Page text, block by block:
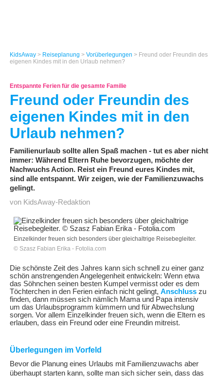
KidsAway > Reiseplanung > Vorüberlegungen > Freund oder Freundin des
eigenen Kindes mit in den Urlaub nehmen?
Entspannte Ferien für die gesamte Familie
Freund oder Freundin des
eigenen Kindes mit in den
Urlaub nehmen?
Familienurlaub sollte allen Spaß machen - tut es aber nicht
immer: Während Eltern Ruhe bevorzugen, möchte der
Nachwuchs Action. Reist ein Freund eures Kindes mit,
sind alle entspannt. Wir zeigen, wie der Familienzuwachs
gelingt.
von KidsAway-Redaktion
Einzelkinder freuen sich besonders über gleichaltrige Reisebegleiter.
© Szasz Fabian Erika - Fotolia.com
Die schönste Zeit des Jahres kann sich schnell zu einer ganz
schön anstrengenden Angelegenheit entwickeln: Wenn etwa
das Söhnchen seinen besten Kumpel vermisst oder es dem
Töchterchen in den Ferien einfach nicht gelingt, Anschluss zu
finden, dann müssen sich nämlich Mama und Papa intensiv
um das Urlaubsprogramm kümmern und für Abwechslung
sorgen. Vor allem Einzelkinder freuen sich, wenn die Eltern es
erlauben, dass ein Freund oder eine Freundin mitreist.
Überlegungen im Vorfeld
Bevor die Planung eines Urlaubs mit Familienzuwachs aber
überhaupt starten kann, sollte man sich sicher sein, dass das